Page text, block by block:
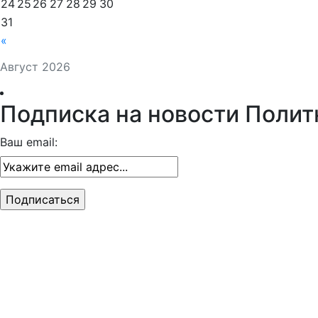
Август 2026
«
24 25 26 27 28 29 30
31
Подписка на новости
Ваш email: